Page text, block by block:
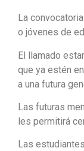
La
o jóvenes de
El llamado
que ya estén
a una futura
Las futuras
les permitirá
Las